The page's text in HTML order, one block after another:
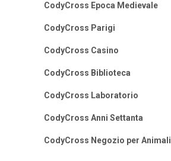
CodyCross Epoca Medievale
CodyCross Parigi
CodyCross Casino
CodyCross Biblioteca
CodyCross Laboratorio
CodyCross Anni Settanta
CodyCross Negozio per Animali